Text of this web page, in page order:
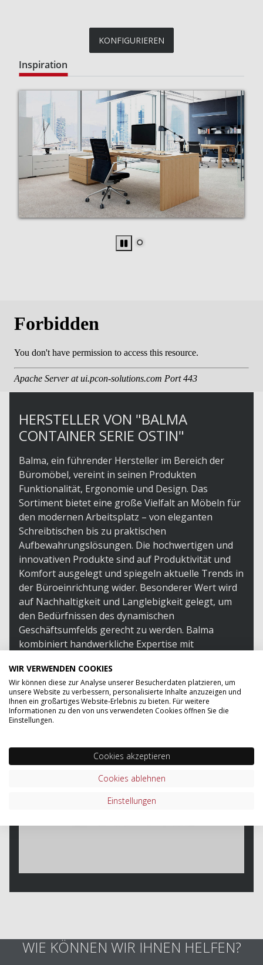
KONFIGURIEREN
Inspiration
HERSTELLER VON "BALMA
CONTAINER SERIE OSTIN"
Balma, ein führender Hersteller im Bereich der
Büromöbel, vereint in seinen Produkten
Funktionalität, Ergonomie und Design. Das
Sortiment bietet eine große Vielfalt an Möbeln für
den modernen Arbeitsplatz – von eleganten
Schreibtischen bis zu praktischen
Aufbewahrungslösungen. Die hochwertigen und
innovativen Produkte sind auf Produktivität und
Komfort ausgelegt und spiegeln aktuelle Trends in
der Büroeinrichtung wider. Besonderer Wert wird
auf Nachhaltigkeit und Langlebigkeit gelegt, um
den Bedürfnissen des dynamischen
Geschäftsumfelds gerecht zu werden. Balma
kombiniert handwerkliche Expertise mit
Unternehmen, die Qualität, Design und Ergonomie
schätzen.
ZUM SORTIMENT VON BALMA
WIE KÖNNEN WIR IHNEN HELFEN?
WIR VERWENDEN COOKIES
Wir können diese zur Analyse unserer Besucherdaten platzieren, um
unsere Website zu verbessern, personalisierte Inhalte anzuzeigen und
Ihnen ein großartiges Website-Erlebnis zu bieten. Für weitere
Informationen zu den von uns verwendeten Cookies öffnen Sie die
Einstellungen.
Cookies akzeptieren
Cookies ablehnen
Einstellungen